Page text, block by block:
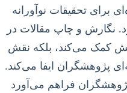
برای تحقیقات نوآورانه
نگارش و چاپ مقالات در
کمک می‌کند، بلکه نقش
پژوهشگران ایفا می‌کند.
پژوهشگران فراهم می‌آورد